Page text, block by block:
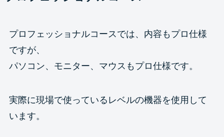
プロフェッショナルコースでは、内容もプロ仕様
ですが、
パソコン、モニター、マウスもプロ仕様です。
実際に現場で使っているレベルの機器を使用して
います。